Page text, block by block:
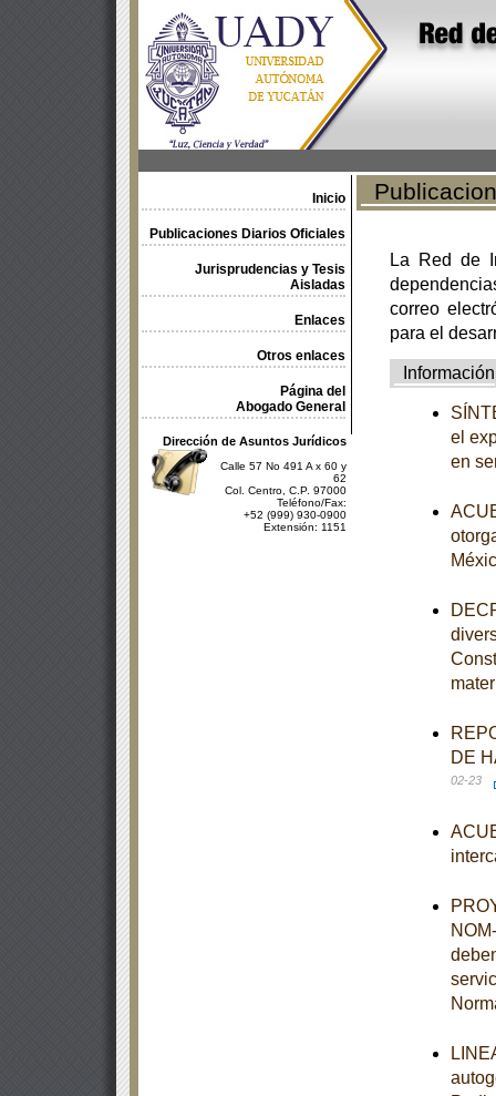
Inicio
Publicaciones Diarios Oficiales
Jurisprudencias y Tesis
Aisladas
Enlaces
Otros enlaces
Página del
Abogado General
Dirección de Asuntos Jurídicos
Calle 57 No 491 A x 60 y
62
Col. Centro, C.P. 97000
Teléfono/Fax:
+52 (999) 930-0900
Extensión: 1151
La Red de
correo
para el
Información
el
en
DE
02-23